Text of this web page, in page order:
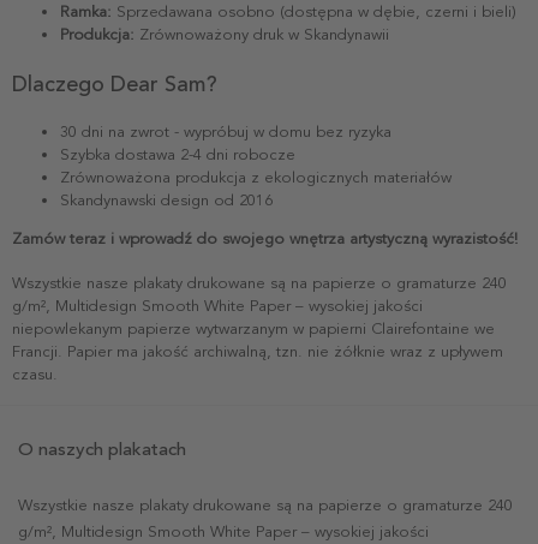
Ramka: Sprzedawana osobno (dostępna w dębie, czerni i bieli)
Produkcja: Zrównoważony druk w Skandynawii
Dlaczego Dear Sam?
30 dni na zwrot - wypróbuj w domu bez ryzyka
Szybka dostawa 2-4 dni robocze
Zrównoważona produkcja z ekologicznych materiałów
Skandynawski design od 2016
Zamów teraz i wprowadź do swojego wnętrza artystyczną wyrazistość!
Wszystkie nasze plakaty drukowane są na papierze o gramaturze 240
g/m², Multidesign Smooth White Paper – wysokiej jakości
niepowlekanym papierze wytwarzanym w papierni Clairefontaine we
Francji. Papier ma jakość archiwalną, tzn. nie żółknie wraz z upływem
czasu.
O naszych plakatach
Wszystkie nasze plakaty drukowane są na papierze o gramaturze 240
g/m², Multidesign Smooth White Paper – wysokiej jakości